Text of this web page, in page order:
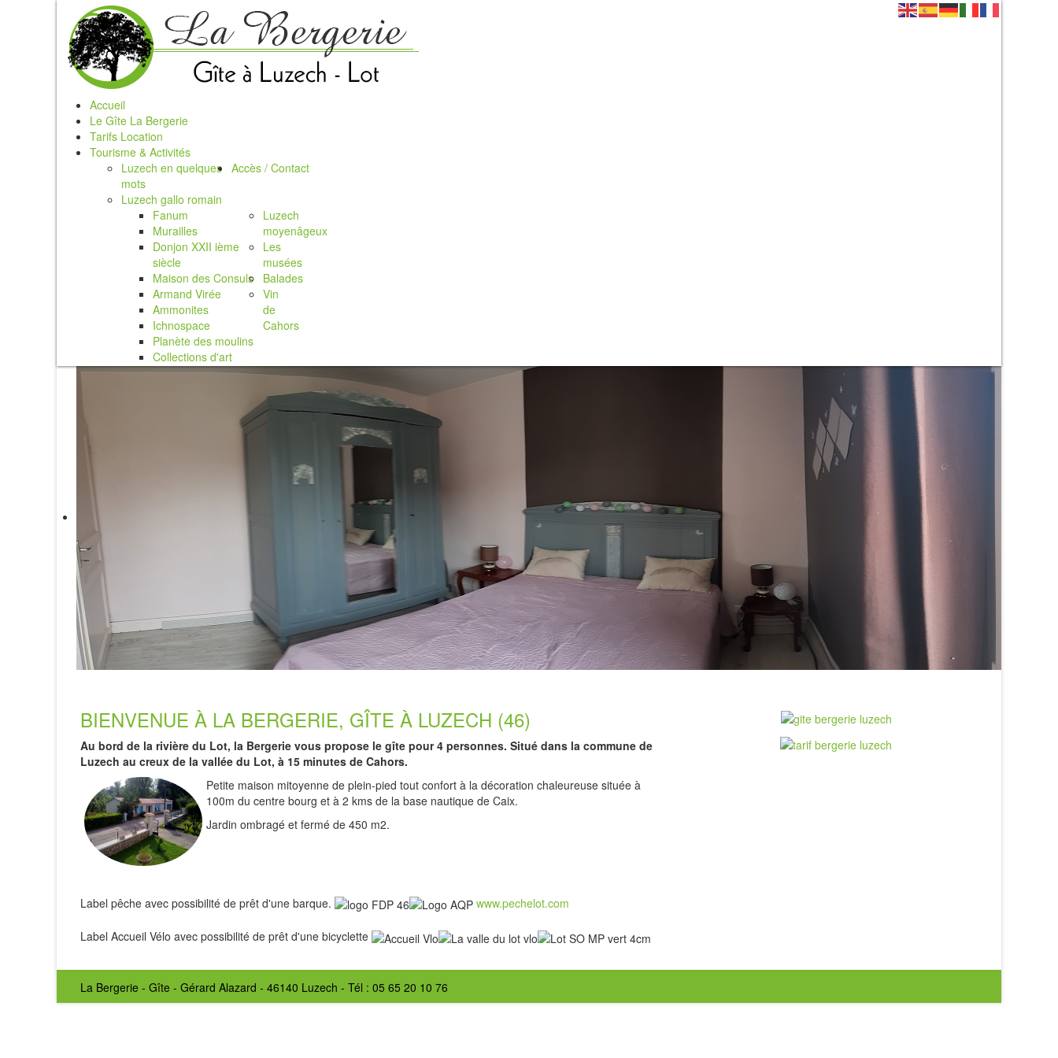
Accueil
Le Gîte La Bergerie
Tarifs Location
Tourisme & Activités
Luzech en quelques
mots
Luzech gallo romain
Fanum
Murailles
Luzech
moyenâgeux
Donjon XXII ième
siècle
Maison des Consuls
Les
musées
Armand Virée
Ammonites
Ichnospace
Planète des moulins
Collections d'art
Balades
Vin
de
Cahors
Accès / Contact
BIENVENUE À LA BERGERIE, GÎTE À LUZECH (46)
Au bord de la rivière du Lot, la Bergerie vous propose le gîte pour 4 personnes. Situé dans la commune de
Luzech au creux de la vallée du Lot, à 15 minutes de Cahors.
Petite maison mitoyenne de plein-pied tout confort à la décoration chaleureuse située à
100m du centre bourg et à 2 kms de la base nautique de Caix.
Jardin ombragé et fermé de 450 m2.
Label pêche avec possibilité de prêt d'une barque. www.pechelot.com
Label Accueil Vélo avec possibilité de prêt d'une bicyclette
La Bergerie - Gîte - Gérard Alazard - 46140 Luzech - Tél : 05 65 20 10 76